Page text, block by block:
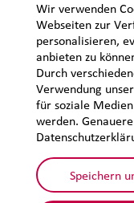
Wir verwenden
Webseiten zur
personalisieren,
anbieten zu
Durch
Verwendung
für soziale
werden.
Speichern